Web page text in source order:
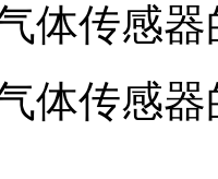
感器的
感器的